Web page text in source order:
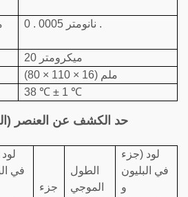
0 . 0005 نانومتر .
20 ميكرومتر
(80 × 110 × 16) ملم
38 ℃ ± 1 ℃
حد الكشف عن العنصر
في
جزء
الطول
الموجي
لود (جزء
في البليون
و